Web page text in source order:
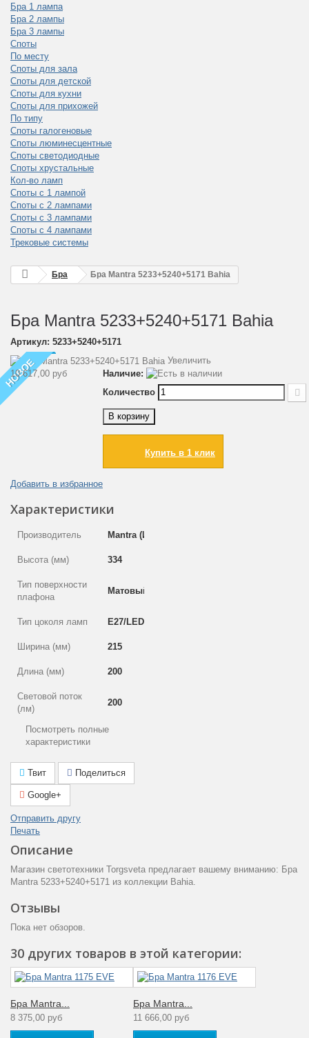
Бра 1 лампа
Бра 2 лампы
Бра 3 лампы
Споты
По месту
Споты для зала
Споты для детской
Споты для кухни
Споты для прихожей
По типу
Споты галогеновые
Споты люминесцентные
Споты светодиодные
Споты хрустальные
Кол-во ламп
Споты с 1 лампой
Споты с 2 лампами
Споты с 3 лампами
Споты с 4 лампами
Трековые системы
Бра Бра Mantra 5233+5240+5171 Bahia
Бра Mantra 5233+5240+5171 Bahia
Артикул: 5233+5240+5171
НОВОЕ
Увеличить
10 617,00 руб
Добавить в избранное
Наличие:
Количество
В корзину
Купить в 1 клик
Характеристики
Производитель Mantra (Испания)
Высота (мм) 334
Тип поверхности
плафона
Матовый
Тип цоколя ламп E27/LED
Ширина (мм) 215
Длина (мм) 200
Световой поток
(лм)
200
Цвет арматуры Тёмно-коричневый
Примечание
типа ламп
Энергосберегающая
Лампы в
комплекте
Тип крепления Монтажная пластина
Площадь
температура (K)
(4000К)
Общая мощность
16
Степень
пылевлагозащиты
Посмотреть полные
характеристики
Твит Поделиться
Google+
Отправить другу
Печать
Описание
Магазин светотехники Torgsveta предлагает вашему вниманию: Бра
Mantra 5233+5240+5171 из коллекции Bahia.
Отзывы
Пока нет обзоров.
30 других товаров в этой категории:
Бра Mantra...
8 375,00 руб
Бра Mantra...
11 666,00 руб